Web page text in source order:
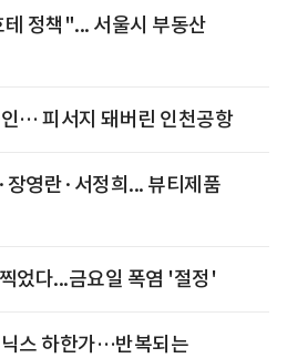
정책"... 서울시 부동산
… 피서지 돼버린 인천공항
영란·서정희... 뷰티제품
었다...금요일 폭염 '절정'
스 하한가…반복되는